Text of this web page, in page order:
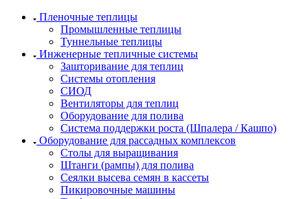
Пленочные теплицы
Промышленные теплицы
Туннельные теплицы
Инженерные тепличные системы
Зашторивание для теплиц
Системы отопления
СИОД
Вентиляторы для теплиц
Оборудование для полива
Система поддержки роста (Шпалера / Кашпо)
Оборудование для рассадных комплексов
Столы для выращивания
Штанги (рампы) для полива
Сеялки высева семян в кассеты
Пикировочные машины